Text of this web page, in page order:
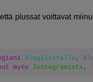
plussat voittavat
Blogilistalla,
myös Instagramista,